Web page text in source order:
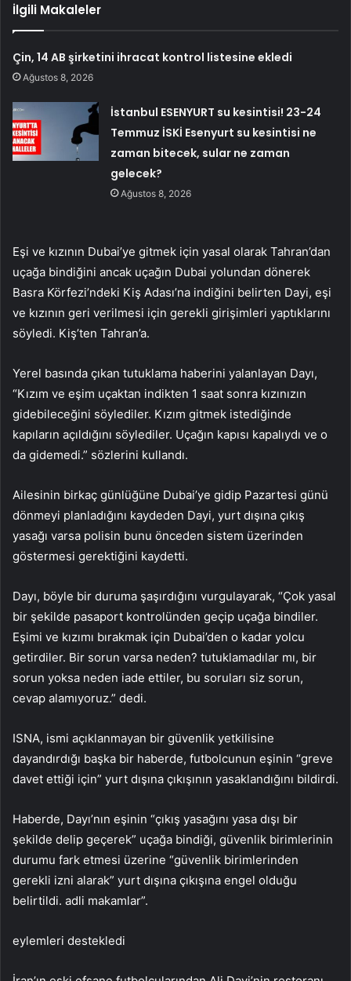
İlgili Makaleler
Çin, 14 AB şirketini ihracat kontrol listesine ekledi
Ağustos 8, 2026
İstanbul ESENYURT su kesintisi! 23-24
Temmuz İSKİ Esenyurt su kesintisi ne
zaman bitecek, sular ne zaman
gelecek?
Ağustos 8, 2026
Eşi ve kızının Dubai’ye gitmek için yasal olarak Tahran’dan
uçağa bindiğini ancak uçağın Dubai yolundan dönerek
Basra Körfezi’ndeki Kiş Adası’na indiğini belirten Dayi, eşi
ve kızının geri verilmesi için gerekli girişimleri yaptıklarını
söyledi. Kiş’ten Tahran’a.
Yerel basında çıkan tutuklama haberini yalanlayan Dayı,
“Kızım ve eşim uçaktan indikten 1 saat sonra kızınızın
gidebileceğini söylediler. Kızım gitmek istediğinde
kapıların açıldığını söylediler. Uçağın kapısı kapalıydı ve o
da gidemedi.” sözlerini kullandı.
Ailesinin birkaç günlüğüne Dubai’ye gidip Pazartesi günü
dönmeyi planladığını kaydeden Dayi, yurt dışına çıkış
yasağı varsa polisin bunu önceden sistem üzerinden
göstermesi gerektiğini kaydetti.
Dayı, böyle bir duruma şaşırdığını vurgulayarak, “Çok yasal
bir şekilde pasaport kontrolünden geçip uçağa bindiler.
Eşimi ve kızımı bırakmak için Dubai’den o kadar yolcu
getirdiler. Bir sorun varsa neden? tutuklamadılar mı, bir
sorun yoksa neden iade ettiler, bu soruları siz sorun,
cevap alamıyoruz.” dedi.
ISNA, ismi açıklanmayan bir güvenlik yetkilisine
dayandırdığı başka bir haberde, futbolcunun eşinin “greve
davet ettiği için” yurt dışına çıkışının yasaklandığını bildirdi.
Haberde, Dayı’nın eşinin “çıkış yasağını yasa dışı bir
şekilde delip geçerek” uçağa bindiği, güvenlik birimlerinin
durumu fark etmesi üzerine “güvenlik birimlerinden
gerekli izni alarak” yurt dışına çıkışına engel olduğu
belirtildi. adli makamlar”.
eylemleri destekledi